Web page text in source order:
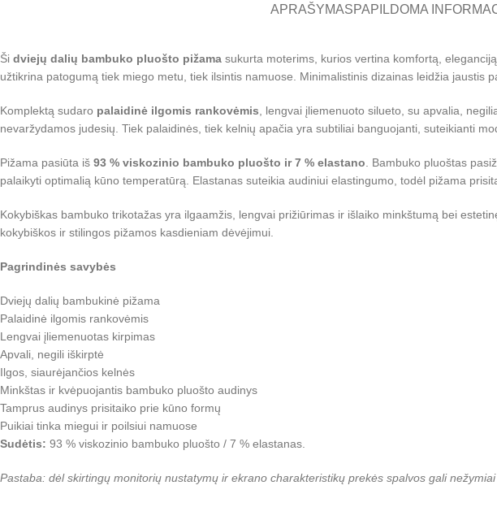
APRAŠYMASPAPILDOMA
Ši dviejų dalių bambuko pluošto pižama sukurta moterims, kurios vertina komfortą,
užtikrina patogumą tiek miego metu, tiek ilsintis namuose. Minimalistinis dizainas leidžia jaustis
Komplektą sudaro palaidinė ilgomis rankovėmis , lengvai įliemenuoto silueto, su apvalia,
nevaržydamos judesių. Tiek palaidinės, tiek kelnių apačia yra subtiliai banguojanti, suteikianti
Pižama pasiūta iš 93 % viskozinio bambuko pluošto ir 7 % elastano . Bambuko pluoštas
palaikyti optimalią kūno temperatūrą. Elastanas suteikia audiniui elastingumo, todėl pižama
Kokybiškas bambuko trikotažas yra ilgaamžis, lengvai prižiūrimas ir išlaiko minkštumą bei
kokybiškos ir stilingos pižamos kasdieniam dėvėjimui.
Pagrindinės savybės
Dviejų dalių bambukinė pižama
Palaidinė ilgomis rankovėmis
Lengvai įliemenuotas kirpimas
Apvali, negili iškirptė
Ilgos, siaurėjančios kelnės
Minkštas ir kvėpuojantis bambuko pluošto audinys
Tamprus audinys prisitaiko prie kūno formų
Puikiai tinka miegui ir poilsiui namuose
Sudėtis: 93 % viskozinio bambuko pluošto / 7 % elastanas.
Pastaba: dėl skirtingų monitorių nustatymų ir ekrano charakteristikų prekės spalvos gali